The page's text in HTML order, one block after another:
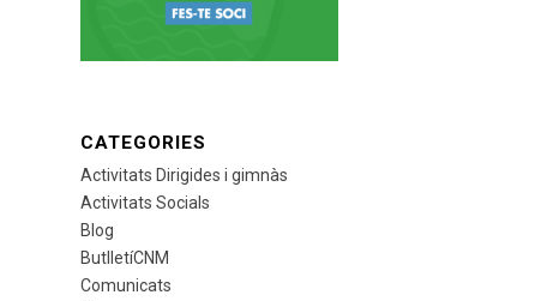
CATEGORIES
Activitats Dirigides i gimnàs
Activitats Socials
Blog
ButlletíCNM
Comunicats